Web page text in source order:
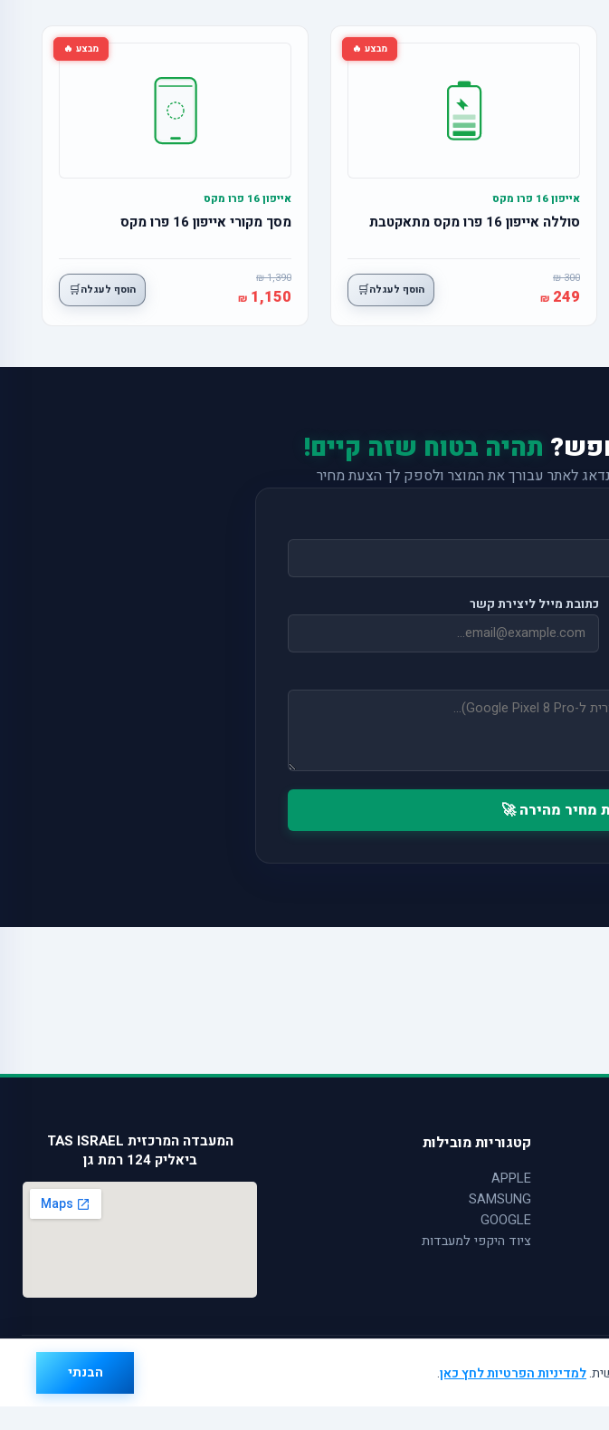
למדיניות הפרטיות לחץ כאן. הבנתי
מבצע 🔥
אייפון 16 פרו מקס
סוללה אייפון 16 פרו מקס מתאקטבת
300
249 הוסף לעגלה🛒
מבצע 🔥
אייפון 16 פרו מקס
מסך מקורי אייפון 16 פרו מקס
1,390
1,150 הוסף לעגלה🛒
תהיה בטוח שזה קיים!
לאתר עבורך את המוצר ולספק לך הצעת מחיר
כתובת מייל ליצירת קשר
מהירה 🚀
קטגוריות מובילות
APPLE
SAMSUNG
GOOGLE
ציוד היקפי למעבדות
המעבדה המרכזית TAS ISRAEL
ביאליק 124 רמת גן